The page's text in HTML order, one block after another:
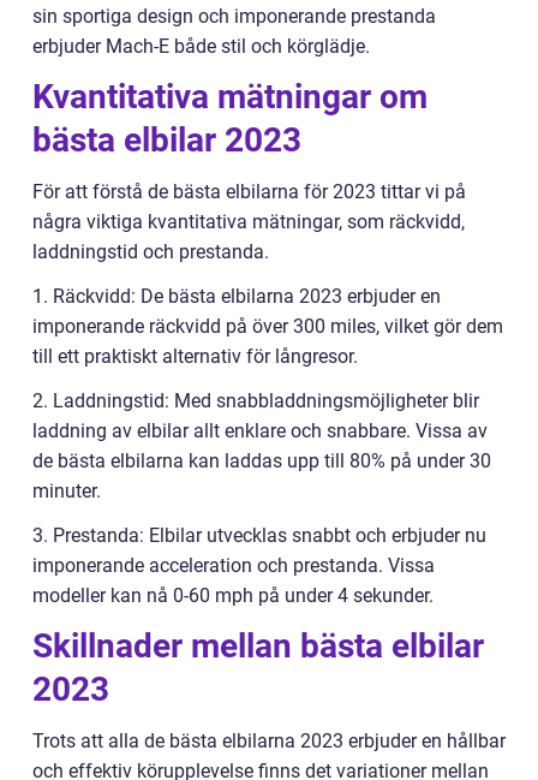
sin sportiga design och imponerande prestanda
erbjuder Mach-E både stil och körglädje.
Kvantitativa mätningar om
bästa elbilar 2023
För att förstå de bästa elbilarna för 2023 tittar vi på
några viktiga kvantitativa mätningar, som räckvidd,
laddningstid och prestanda.
1. Räckvidd: De bästa elbilarna 2023 erbjuder en
imponerande räckvidd på över 300 miles, vilket gör dem
till ett praktiskt alternativ för långresor.
2. Laddningstid: Med snabbladdningsmöjligheter blir
laddning av elbilar allt enklare och snabbare. Vissa av
de bästa elbilarna kan laddas upp till 80% på under 30
minuter.
3. Prestanda: Elbilar utvecklas snabbt och erbjuder nu
imponerande acceleration och prestanda. Vissa
modeller kan nå 0-60 mph på under 4 sekunder.
Skillnader mellan bästa elbilar
2023
Trots att alla de bästa elbilarna 2023 erbjuder en hållbar
och effektiv körupplevelse finns det variationer mellan